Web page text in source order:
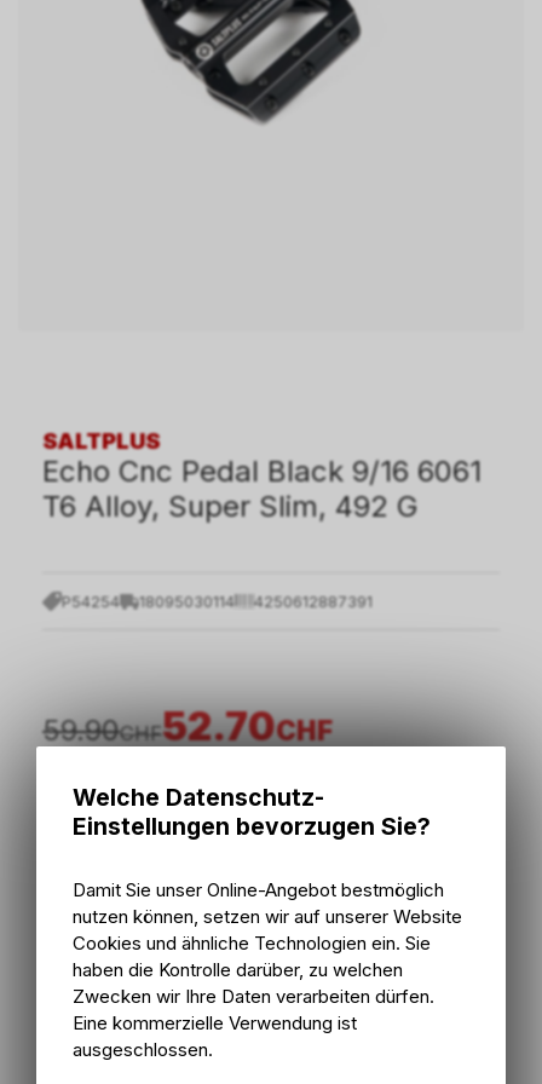
SALTPLUS
Echo Cnc Pedal Black 9/16 6061
T6 Alloy, Super Slim, 492 G
P54254 18095030114 4250612887391
52.70CHF
59.90CHF
inkl. MwSt., zzgl. Versandkosten
Sofort verfügbar
Versand
Sofort abholbar
Abholung Bike Zone AG
Welche Datenschutz-
Einstellungen bevorzugen Sie?
Damit Sie unser Online-Angebot bestmöglich
nutzen können, setzen wir auf unserer Website
Cookies und ähnliche Technologien ein. Sie
haben die Kontrolle darüber, zu welchen
Zwecken wir Ihre Daten verarbeiten dürfen.
Eine kommerzielle Verwendung ist
ausgeschlossen.